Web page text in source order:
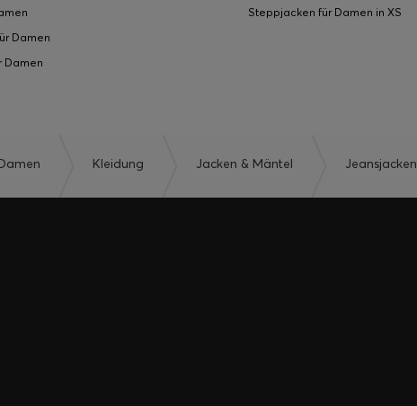
Damen
Damen
Steppjacken für Damen in XS
Kleidung Jacken & Mäntel Jeansjacken